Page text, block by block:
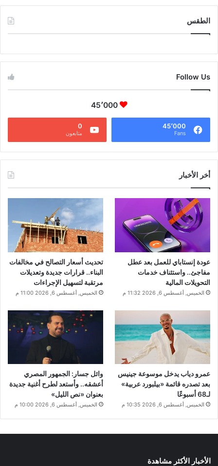
الطقس
Follow Us
45٬000
45٬000
Fans
0
متابعون
أخر الأخبار
عودة إنستاباي للعمل بعد عطل
مفاجئ.. واستئناف خدمات
التحويلات المالية
الخميس, أغسطس 6, 2026 11:32 م
تحديث أسعار التصالح في مخالفات
البناء.. قرارات جديدة وتعديلات
مرتقبة لتسهيل الإجراءات
الخميس, أغسطس 6, 2026 11:00 م
عمرو دياب يدخل موسوعة جينيس
بعد تصدره قائمة «بيلبورد عربية»
لـ68 أسبوعًا
الخميس, أغسطس 6, 2026 10:35 م
وائل جسار: الجمهور المصري
أعشقه.. وأستعد لطرح أغنية جديدة
بعنوان «نص الليل»
الخميس, أغسطس 6, 2026 10:00 م
الأخبار الأكثر مشاهدة